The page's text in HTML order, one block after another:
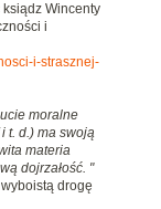
Wincenty
i
i-strasznej-
moralne
t. d.) ma swoją
materia
dojrzałość. "
drogę